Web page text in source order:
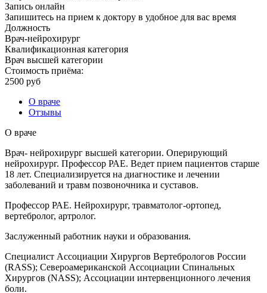
Запись онлайн
Запишитесь на прием к доктору в удобное для вас время
Должность
Врач-нейрохирург
Квалификационная категория
Врач высшей категории
Стоимость приёма:
2500 руб
О враче
Отзывы
О враче
Врач- нейрохирург высшей категории. Оперирующий
нейрохирург. Профессор РАЕ. Ведет прием пациентов старше
18 лет. Специализируется на диагностике и лечении
заболеваний и травм позвоночника и суставов.
Профессор РАЕ. Нейрохирург, травматолог-ортопед,
вертебролог, артролог.
Заслуженный работник науки и образования.
Специалист Ассоциации Хирургов Вертебрологов России
(RASS); Североамериканской Ассоциации Спинальных
Хирургов (NASS); Ассоциации интервенционного лечения
боли.